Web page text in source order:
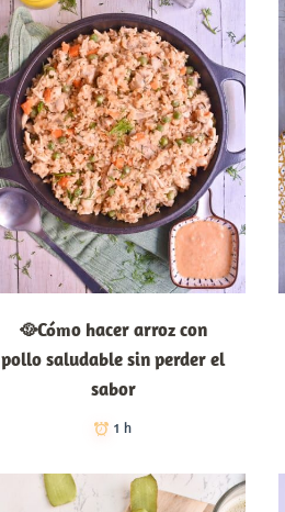
🥘Cómo hacer arroz con
pollo saludable sin perder el
sabor
1 h